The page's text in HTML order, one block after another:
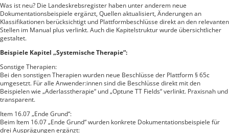
Gebärdensprache
Leichte Sprache
Was ist neu? Die Landeskrebsregister haben unter anderem neue
Dokumentationsbeispiele ergänzt, Quellen aktualisiert, Änderungen an
Klassifikationen berücksichtigt und Plattformbeschlüsse direkt an den relevanten
Stellen im Manual plus verlinkt. Auch die Kapitelstruktur wurde übersichtlicher
gestaltet.
Beispiele Kapitel „Systemische Therapie“:
Sonstige Therapien:
Bei den sonstigen Therapien wurden neue Beschlüsse der Plattform § 65c
umgesetzt. Für alle Anwender:innen sind die Beschlüsse direkt mit den
Beispielen wie „Aderlasstherapie“ und „Optune TT Fields“ verlinkt. Praxisnah und
transparent.
Item 16.07 „Ende Grund“:
Beim Item 16.07 „Ende Grund“ wurden konkrete Dokumentationsbeispiele für
drei Ausprägungen ergänzt: